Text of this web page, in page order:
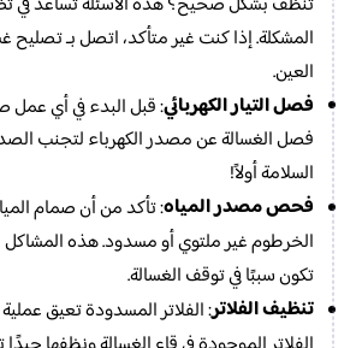
المشكلة. إذا كنت غير متأكد، اتصل بـ
العين.
فصل التيار الكهربائي: قبل البدء في أي عمل
فصل الغسالة عن مصدر الكهرباء لتجنب
السلامة أولاً!
فحص مصدر المياه: تأكد من أن صمام
الخرطوم غير ملتوي أو مسدود. هذه المشاكل
تكون سببًا في توقف الغسالة.
تنظيف الفلاتر: الفلاتر المسدودة تعيق